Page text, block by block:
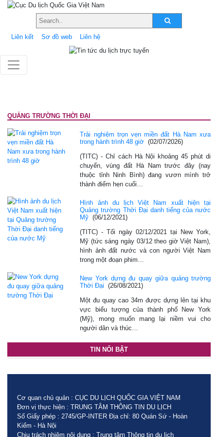
Liên kết Sơ đồ web Liên hệ
QUẢNG TRƯỜNG THỜI ĐẠI
Trải nghiệm trọn vẹn miền đất Hà Nam xưa
trong hành trình 48 giờ (02/07/2026)
(TITC) - Chỉ cách Hà Nội khoảng 45 phút di
chuyển, vùng đất Hà Nam trước đây (nay
thuộc tỉnh Ninh Bình) đang vươn mình trở
thành điểm hẹn cuối…
Hình ảnh du lịch Việt Nam xuất hiện tại
Quảng trường Thời Đại danh tiếng của nước
Mỹ (06/12/2021)
(TITC) - Tối ngày 02/12/2021 tại New York,
Mỹ (tức sáng ngày 03/12 theo giờ Việt Nam),
hình ảnh đất nước và con người Việt Nam
trong một đoạn phim…
New York dựng đu quay giữa quảng trường
Thời Đại
(26/08/2021)
Một đu quay cao 34m được dựng lên tại khu
vực biểu tượng của thành phố New York
(Mỹ), mong muốn mang lại niềm vui cho
người dân và thúc…
TIN NỔI BẬT
Cơ quan chủ quản : CỤC DU LỊCH QUỐC GIA VIỆT NAM
Đơn vị thực hiện : TRUNG TÂM THÔNG TIN DU LỊCH
Số Giấy phép : 2745/GP-INTER Địa chỉ: 80 Quán Sứ - Hoàn
Kiếm - Hà Nội
Chịu trách nhiệm nội dung : Trung tâm Thông tin du lịch